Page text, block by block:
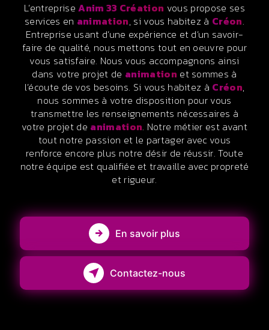
L’entrepriseAnim 33 Création vous propose ses
services en animation, si vous habitez à Créon.
Entreprise usant d’une expérience et d’un savoir-
faire de qualité, nous mettons tout en oeuvre pour
vous satisfaire. Nous vous accompagnons ainsi
dans votre projet de animation et sommes à
l’écoute de vos besoins. Si vous habitez à Créon,
nous sommes à votre disposition pour vous
transmettre les renseignements nécessaires à
votre projet de animation. Notre métier est avant
tout notre passion et le partager avec vous
renforce encore plus notre désir de réussir. Toute
notre équipe est qualifiée et travaille avec propreté
et rigueur.
En savoir plus
Contactez-nous